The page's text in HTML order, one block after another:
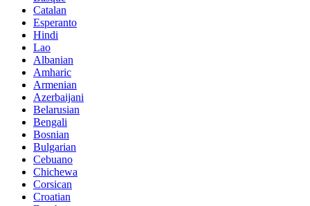
Catalan
Esperanto
Hindi
Lao
Albanian
Amharic
Armenian
Azerbaijani
Belarusian
Bengali
Bosnian
Bulgarian
Cebuano
Chichewa
Corsican
Croatian